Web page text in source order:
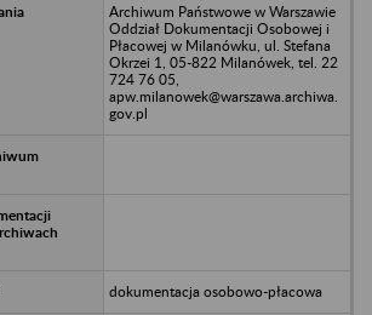
Archiwum Państwowe w Warszawie
Oddział Dokumentacji Osobowej i
Płacowej w Milanówku, ul. Stefana
Okrzei 1, 05-822 Milanówek, tel. 22
724 76 05,
apw.milanowek@warszawa.archiwa.
gov.pl
dokumentacja osobowo-płacowa